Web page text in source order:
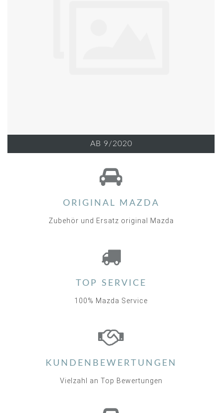
AB 9/2020
ORIGINAL MAZDA
Zubehör und Ersatz original Mazda
TOP SERVICE
100% Mazda Service
KUNDENBEWERTUNGEN
Vielzahl an Top Bewertungen